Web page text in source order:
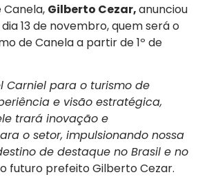
Gilberto Cezar,anunciou
13 de novembro, quem será o
de Canela a partir de 1º de
Carniel para o turismo de
e visão estratégica,
trará inovação e
o setor, impulsionando nossa
de destaque no Brasil e no
futuro prefeito Gilberto Cezar.